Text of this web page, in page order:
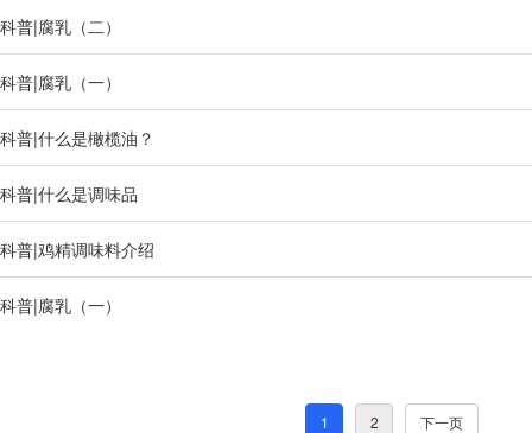
科普|腐乳（二）
科普|腐乳（一）
科普|什么是橄榄油？
科普|什么是调味品
科普|鸡精调味料介绍
科普|腐乳（一）
1 2 下一页